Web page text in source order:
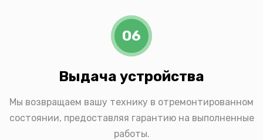
06
Выдача устройства
Мы возвращаем вашу технику в отремонтированном
состоянии, предоставляя гарантию на выполненные
работы.